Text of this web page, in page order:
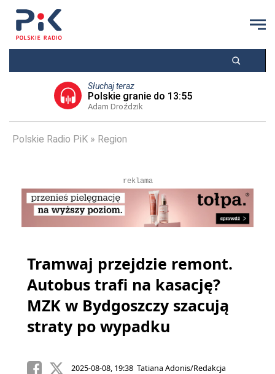
Słuchaj teraz
Polskie granie do 13:55
Adam Droździk
Polskie Radio PiK Region
reklama
Tramwaj przejdzie remont.
Autobus trafi na kasację?
MZK w Bydgoszczy szacują
straty po wypadku
2025-08-08, 19:38 Tatiana Adonis/Redakcja